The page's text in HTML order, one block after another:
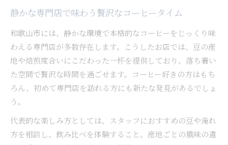
静かな専門店で味わう贅沢なコーヒータイム
和歌山市には、静かな環境で本格的なコーヒーをじっくり味
わえる専門店が多数存在します。こうしたお店では、豆の産
地や焙煎度合いにこだわった一杯を提供しており、落ち着い
た空間で贅沢な時間を過ごせます。コーヒー好きの方はもち
ろん、初めて専門店を訪れる方にも新たな発見があるでしょ
う。
代表的な楽しみ方としては、スタッフにおすすめの豆や淹れ
方を相談し、飲み比べを体験すること。産地ごとの風味の違